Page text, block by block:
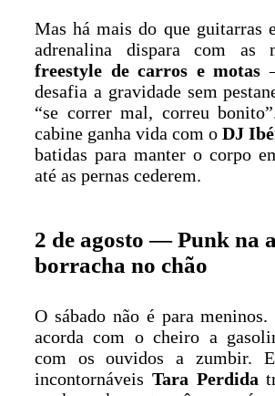
Mas há mais do que guitarras
adrenalina dispara com as
freestyle de carros e motas
desafia a gravidade sem
“se correr mal, correu
cabine ganha vida com o DJ
batidas para manter o corpo
até as pernas cederem.
2 de agosto — Punk na
borracha no chão
O sábado não é para meninos.
acorda com o cheiro a
com os ouvidos a zumbir.
incontornáveis Tara Perdida